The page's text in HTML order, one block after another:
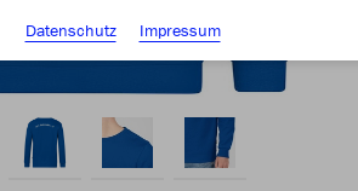
Datenschutz
Impressum